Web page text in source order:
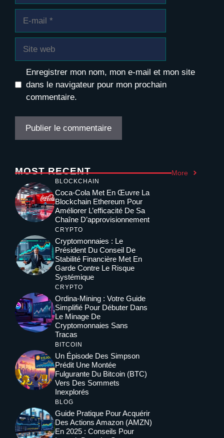
Enregistrer mon nom, mon e-mail et mon site
dans le navigateur pour mon prochain
commentaire.
MOST RECENT More
BLOCKCHAIN
Coca-Cola Met En Œuvre La
Blockchain Ethereum Pour
Améliorer L’efficacité De Sa
Chaîne D’approvisionnement
CRYPTO
Cryptomonnaies : Le
Président Du Conseil De
Stabilité Financière Met En
Garde Contre Le Risque
Systémique
CRYPTO
Ordina-Mining : Votre Guide
Simplifié Pour Débuter Dans
Le Minage De
Cryptomonnaies Sans
Tracas
BITCOIN
Un Épisode Des Simpson
Prédit Une Montée
Fulgurante Du Bitcoin (BTC)
Vers Des Sommets
Inexplorés
BLOG
Guide Pratique Pour Acquérir
Des Actions Amazon (AMZN)
En 2025 : Conseils Pour